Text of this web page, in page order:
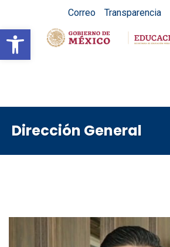
Abrir barra de
Correo Transparencia
Dirección General